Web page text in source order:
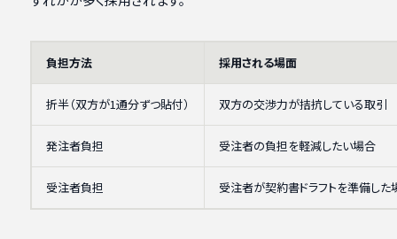
負担方法 採用される場面
折半（双方が1通分ずつ貼付） 双方の交渉力が拮抗している取引
発注者負担 受注者の負担を軽減したい場合
受注者負担 受注者が契約書ドラフトを準備した